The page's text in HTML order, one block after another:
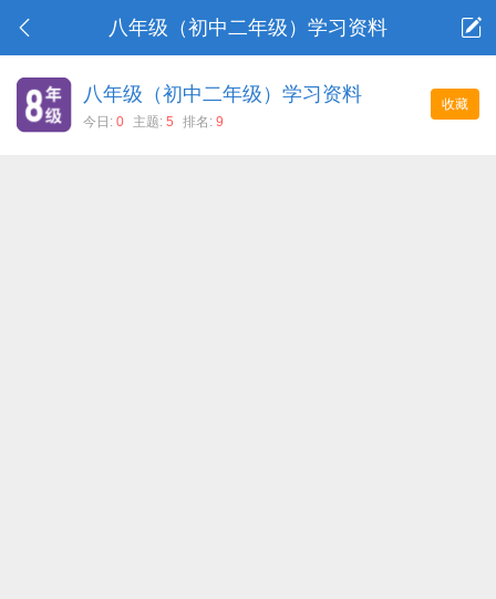
八年级（初中二年级）学习资料
收藏
八年级（初中二年级）学习资料
今日: 0 主题: 5 排名: 9